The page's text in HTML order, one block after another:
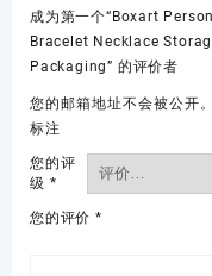
成为第一个“Boxart
Bracelet Necklace
Packaging” 的评价者
您的邮箱地址不会被公开。
标注
您的评
级 *
您的评价 *